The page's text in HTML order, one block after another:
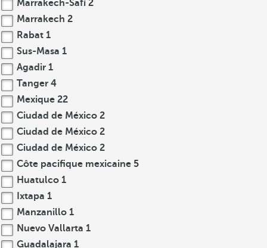
Marrakech-Safí 2
Marrakech 2
Rabat 1
Sus-Masa 1
Agadir 1
Tanger 4
Mexique 22
Ciudad de México 2
Ciudad de México 2
Ciudad de México 2
Côte pacifique mexicaine 5
Huatulco 1
Ixtapa 1
Manzanillo 1
Nuevo Vallarta 1
Guadalajara 1